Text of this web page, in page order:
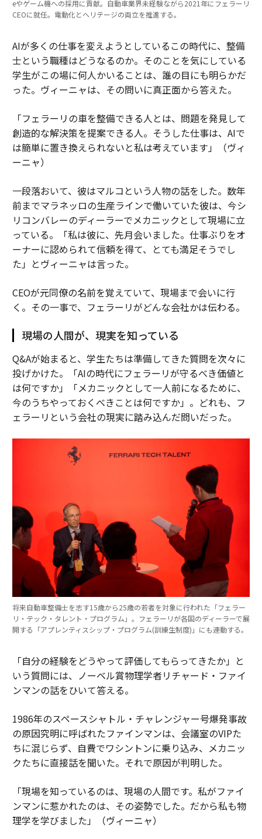
eやゲーム機への採用に貢献。自動車業界未経験ながら2021年にフェラーリ
CEOに就任。電動化とヘリテージの両立を推進する。
AIが多くの仕事を変えようとしているこの時代に、整備
士という職種はどうなるのか。そのことを気にしている
学生がこの場に何人かいることは、誰の目にも明らかだ
った。ヴィーニャは、その問いに真正面から答えた。
「フェラーリの車を整備できる人とは、問題を発見して
創造的な解決策を提案できる人。そうした仕事は、AIで
は簡単に置き換えられないと私は考えています」（ヴィ
ーニャ）
一段落おいて、彼はマルコという人物の話をした。数年
前までマラネッロの生産ラインで働いていた彼は、今シ
リコンバレーのディーラーでメカニックとして現場に立
っている。「私は彼に、先月会いました。仕事ぶりをオ
ーナーに認められて信頼を得て、とても満足そうでし
た」とヴィーニャは言った。
CEOが元同僚の名前を覚えていて、現場まで会いに行
く。その一事で、フェラーリがどんな会社かは伝わる。
現場の人間が、現実を知っている
Q&Aが始まると、学生たちは準備してきた質問を次々に
投げかけた。「AIの時代にフェラーリが守るべき価値と
は何ですか」「メカニックとして一人前になるために、
今のうちやっておくべきことは何ですか」。どれも、フ
ェラーリという会社の現実に踏み込んだ問いだった。
将来自動車整備士を志す15歳から25歳の若者を対象に行われた「フェラー
リ・テック・タレント・プログラム」。フェラーリが各国のディーラーで展
開する「アプレンティスシップ・プログラム(訓練生制度)」にも連動する。
「自分の経験をどうやって評価してもらってきたか」と
いう質問には、ノーベル賞物理学者リチャード・ファイ
ンマンの話をひいて答える。
1986年のスペースシャトル・チャレンジャー号爆発事故
の原因究明に呼ばれたファインマンは、会議室のVIPた
ちに混じらず、自費でワシントンに乗り込み、メカニッ
クたちに直接話を聞いた。それで原因が判明した。
「現場を知っているのは、現場の人間です。私がファイ
ンマンに惹かれたのは、その姿勢でした。だから私も物
理学を学びました」（ヴィーニャ）